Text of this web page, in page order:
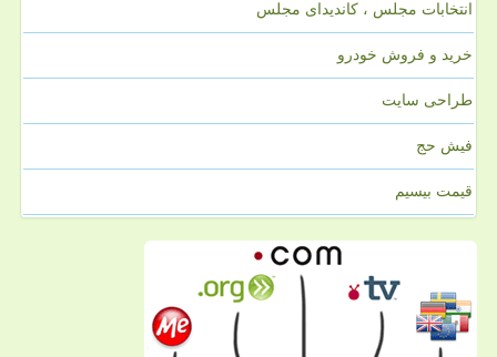
انتخابات مجلس ، کاندیدای مجلس
خرید و فروش خودرو
طراحی سایت
فیش حج
قیمت بیسیم